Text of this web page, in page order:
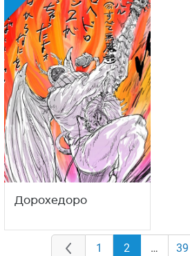
Дорохедоро
1 2 … 39